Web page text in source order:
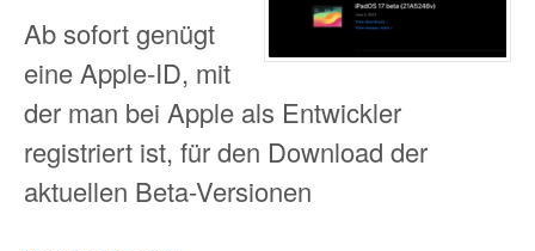
Ab sofort genügt
eine Apple-ID, mit
der man bei Apple als Entwickler
registriert ist, für den Download der
aktuellen Beta-Versionen